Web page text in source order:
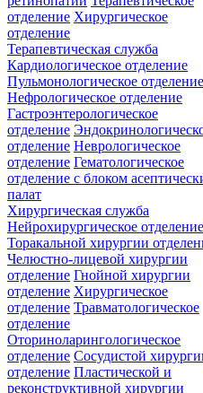
отделение Хирургическое
отделение
Терапевтическая служба
Кардиологическое отделение
Пульмонологическое отделение
Нефрологическое отделение
Гастроэнтерологическое
отделение
отделение Неврологическое
отделение Гематологическое
отделение c блоком
палат
Хирургическая служба
Нейрохирургическое отделение
Торакальной хирургии
Челюстно-лицевой хирургии
отделение Гнойной хирургии
отделение Хирургическое
отделение Травматологическое
отделение
Оториноларингологическое
отделение Сосудистой
отделение Пластической и
реконструктивной хирургии